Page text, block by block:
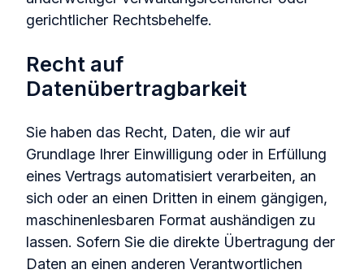
gerichtlicher Rechtsbehelfe.
Recht auf
Datenübertragbarkeit
Sie haben das Recht, Daten, die wir auf
Grundlage Ihrer Einwilligung oder in Erfüllung
eines Vertrags automatisiert verarbeiten, an
sich oder an einen Dritten in einem gängigen,
maschinenlesbaren Format aushändigen zu
lassen. Sofern Sie die direkte Übertragung der
Daten an einen anderen Verantwortlichen